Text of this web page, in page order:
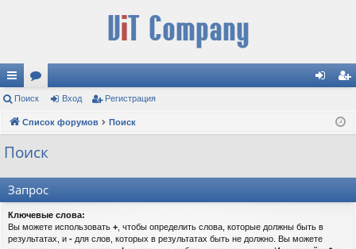
с
ы
лк
ор
ум ис
Поиск Вход Регистрация
Список форумов Поиск
Поиск
Запрос
Ключевые слова:
Вы можете использовать + , чтобы определить слова, которые должны быть в
результатах, и - для слов, которых в результатах быть не должно. Вы можете